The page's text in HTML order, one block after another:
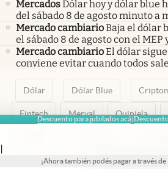
Descuento para jubilados acá|
|
¡Ahora también podés pagar a través
MercadosDólar hoy y dólar blue
del sábado 8 de agosto minuto a
Mercado cambiarioBaja el dólar
el sábado 8 de agosto con el MEP
Mercado cambiarioEl dólar
conviene evitar cuando todos
Dólar Dólar Blue
Fintech Merval Quiniela
abre enabre en
abre